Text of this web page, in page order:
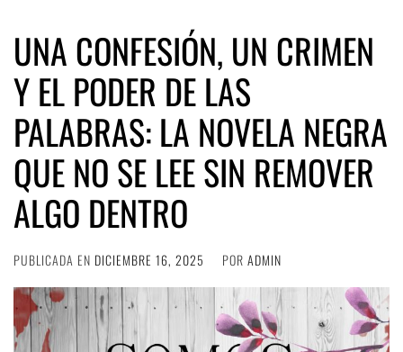
UNA CONFESIÓN, UN CRIMEN
Y EL PODER DE LAS
PALABRAS: LA NOVELA NEGRA
QUE NO SE LEE SIN REMOVER
ALGO DENTRO
PUBLICADA EN DICIEMBRE 16, 2025 POR ADMIN